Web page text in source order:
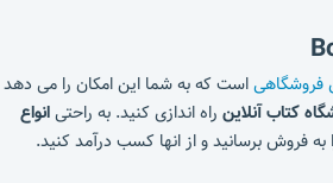
فروشگاهیاست که به شما این امکان را می دهد
کتاب آنلاین راه اندازی کنید. به راحتیانواع
به فروش برسانید و از انها کسب درآمد کنید.